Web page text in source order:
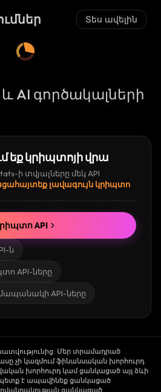
Տես ավելին
AI գործակալների
եք կրիպտոյի վրա
ի տվյալները մեկ API
լավագույն կրիպտո
ն
API-ները
API-ները
API
. Մեր տրամադրած
չի կազմում ֆինանսական խորհուրդ
խորհուրդ կամ ցանկացած այլ ձևի
պետք է ապավինեք ցանկացած
ցանկացած